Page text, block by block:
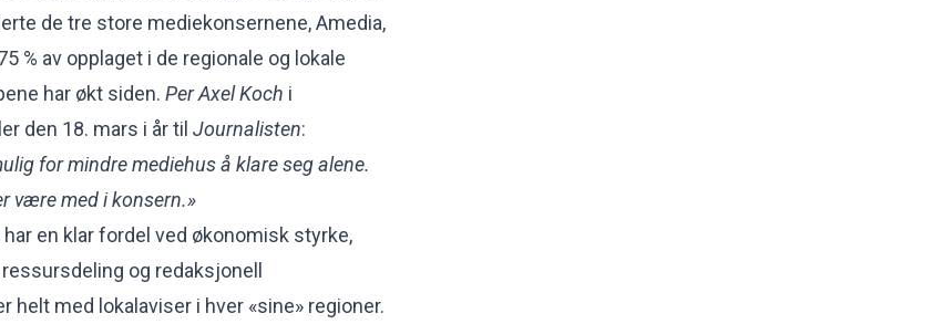
de tre store mediekonsernene, Amedia,
% av opplaget i de regionale og lokale
har økt siden. Per Axel Koch i
den 18. mars i år til Journalisten:
for mindre mediehus å klare seg alene.
være med i konsern.»
en klar fordel ved økonomisk styrke,
og redaksjonell
helt med lokalaviser i hver «sine» regioner.